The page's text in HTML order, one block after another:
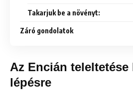
Takarjuk be a növényt:
Záró gondolatok
Az Encián teleltetése
lépésre